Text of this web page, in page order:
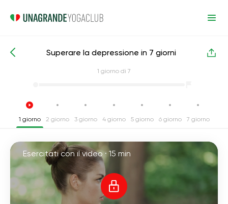
Corsi intensivi di yoga Depressione
Superare la depressione in 7 giorni
1 giorno di 7
1 giorno 2 giorno 3 giorno 4 giorno 5 giorno 6 giorno 7 giorno
Esercitati con il video · 15 min